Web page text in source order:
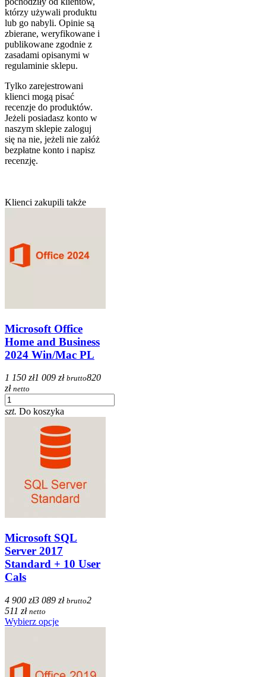
którzy używali produktu
lub go nabyli. Opinie są
zbierane, weryfikowane i
publikowane zgodnie z
zasadami opisanymi w
regulaminie sklepu.
Tylko zarejestrowani
klienci mogą pisać
recenzje do produktów.
Jeżeli posiadasz konto w
naszym sklepie zaloguj
się na nie, jeżeli nie załóż
bezpłatne konto i napisz
recenzję.
Klienci zakupili także
Microsoft Office
Home and Business
2024 Win/Mac PL
1 150 zł1 009 zł brutto820
zł netto
szt. Do koszyka
Microsoft SQL
Server 2017
Standard + 10 User
Cals
4 900 zł3 089 zł brutto2
511 zł netto
Wybierz opcje